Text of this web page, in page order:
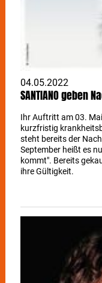
04.05.2022
SANTIANO geben
Ihr Auftritt am 03.
kurzfristig
steht bereits der
September heißt es
kommt". Bereits
ihre Gültigkeit.